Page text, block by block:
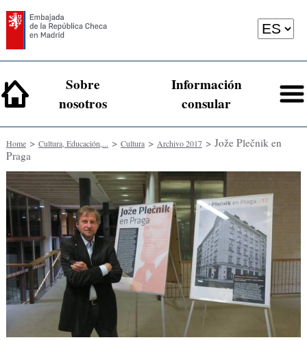
Sobre
nosotros
Información
consular
Home> Cultura, Educación,... > Cultura> Archivo 2017> Jože Plečnik en
Praga